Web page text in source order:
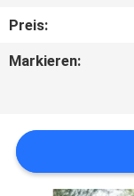
VR
SHOW
UNS
Preis:
Markieren: